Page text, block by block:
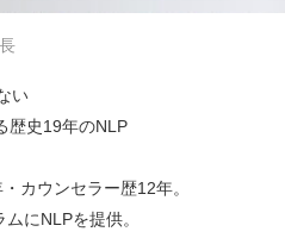
い
歴史19年のNLP
カウンセラー歴12年。
にNLPを提供。